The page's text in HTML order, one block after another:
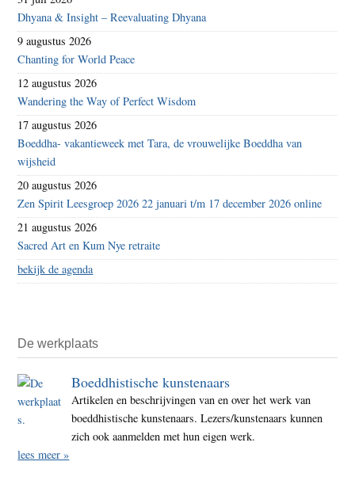
Dhyana & Insight – Reevaluating Dhyana
9 augustus 2026
Chanting for World Peace
12 augustus 2026
Wandering the Way of Perfect Wisdom
17 augustus 2026
Boeddha- vakantieweek met Tara, de vrouwelijke Boeddha van
wijsheid
20 augustus 2026
Zen Spirit Leesgroep 2026 22 januari t/m 17 december 2026 online
21 augustus 2026
Sacred Art en Kum Nye retraite
bekijk de agenda
De werkplaats
Boeddhistische kunstenaars
Artikelen en beschrijvingen van en over het werk van
boeddhistische kunstenaars. Lezers/kunstenaars kunnen
zich ook aanmelden met hun eigen werk.
lees meer »